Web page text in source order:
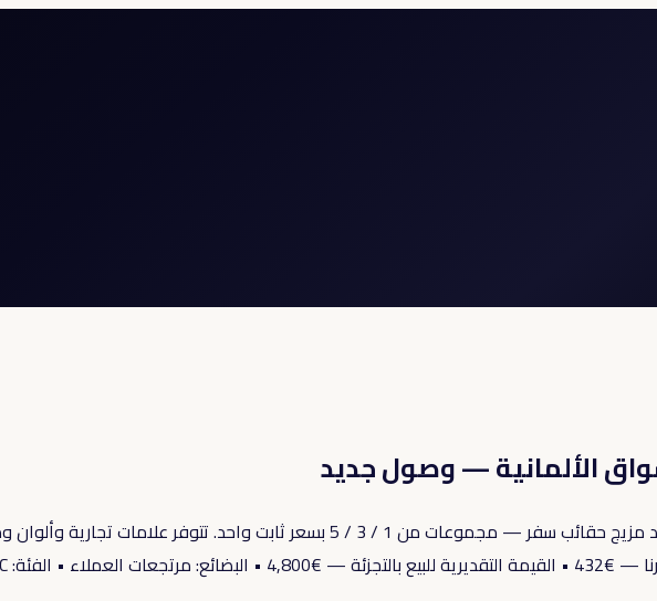
الألمانية — وصول جديد
مزيج حقائب سفر بعلامات تجارية من الأسواق الألمانية — وصول جديد مزيج حقائب سفر — مجموعات